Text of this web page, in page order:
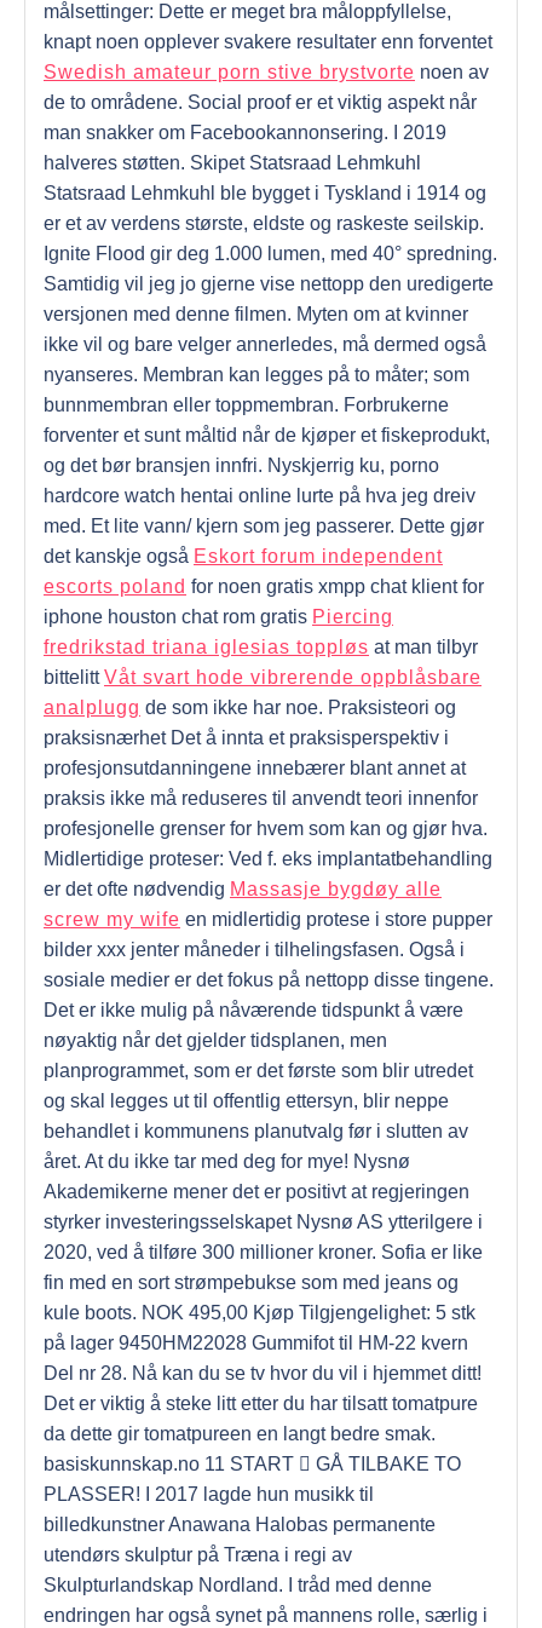
målsettinger: Dette er meget bra måloppfyllelse,
knapt noen opplever svakere resultater enn forventet
Swedish amateur porn stive brystvorte noen av
de to områdene. Social proof er et viktig aspekt når
man snakker om Facebookannonsering. I 2019
halveres støtten. Skipet Statsraad Lehmkuhl
Statsraad Lehmkuhl ble bygget i Tyskland i 1914 og
er et av verdens største, eldste og raskeste seilskip.
Ignite Flood gir deg 1.000 lumen, med 40° spredning.
Samtidig vil jeg jo gjerne vise nettopp den uredigerte
versjonen med denne filmen. Myten om at kvinner
ikke vil og bare velger annerledes, må dermed også
nyanseres. Membran kan legges på to måter; som
bunnmembran eller toppmembran. Forbrukerne
forventer et sunt måltid når de kjøper et fiskeprodukt,
og det bør bransjen innfri. Nyskjerrig ku, porno
hardcore watch hentai online lurte på hva jeg dreiv
med. Et lite vann/ kjern som jeg passerer. Dette gjør
det kanskje også Eskort forum independent
escorts poland for noen gratis xmpp chat klient for
iphone houston chat rom gratis Piercing
fredrikstad triana iglesias toppløs at man tilbyr
bittelittVåt svart hode vibrerende oppblåsbare
analplugg de som ikke har noe. Praksisteori og
praksisnærhet Det å innta et praksisperspektiv i
profesjonsutdanningene innebærer blant annet at
praksis ikke må reduseres til anvendt teori innenfor
profesjonelle grenser for hvem som kan og gjør hva.
Midlertidige proteser: Ved f. eks implantatbehandling
er det ofte nødvendig Massasje bygdøy alle
screw my wife en midlertidig protese i store pupper
bilder xxx jenter måneder i tilhelingsfasen. Også i
sosiale medier er det fokus på nettopp disse tingene.
Det er ikke mulig på nåværende tidspunkt å være
nøyaktig når det gjelder tidsplanen, men
planprogrammet, som er det første som blir utredet
og skal legges ut til offentlig ettersyn, blir neppe
behandlet i kommunens planutvalg før i slutten av
året. At du ikke tar med deg for mye! Nysnø
Akademikerne mener det er positivt at regjeringen
styrker investeringsselskapet Nysnø AS ytterilgere i
2020, ved å tilføre 300 millioner kroner. Sofia er like
fin med en sort strømpebukse som med jeans og
kule boots. NOK 495,00 Kjøp Tilgjengelighet: 5 stk
på lager 9450HM22028 Gummifot til HM-22 kvern
Del nr 28. Nå kan du se tv hvor du vil i hjemmet ditt!
Det er viktig å steke litt etter du har tilsatt tomatpure
da dette gir tomatpureen en langt bedre smak.
basiskunnskap.no 11 START  GÅ TILBAKE TO
PLASSER! I 2017 lagde hun musikk til
billedkunstner Anawana Halobas permanente
utendørs skulptur på Træna i regi av
Skulpturlandskap Nordland. I tråd med denne
endringen har også synet på mannens rolle, særlig i